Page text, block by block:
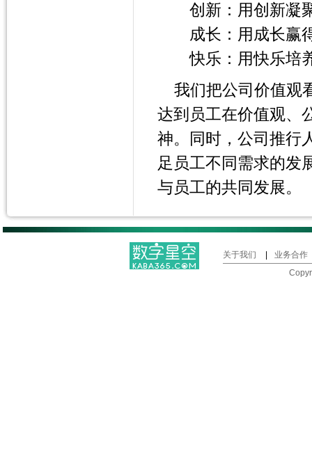
创新：用创新凝
成长：用成长赢
快乐：用快乐培
我们把公司价值观
达到员工在价值观、
神。同时，公司推行
足员工不同需求的发
与员工的共同发展。
关于我们
业务合作